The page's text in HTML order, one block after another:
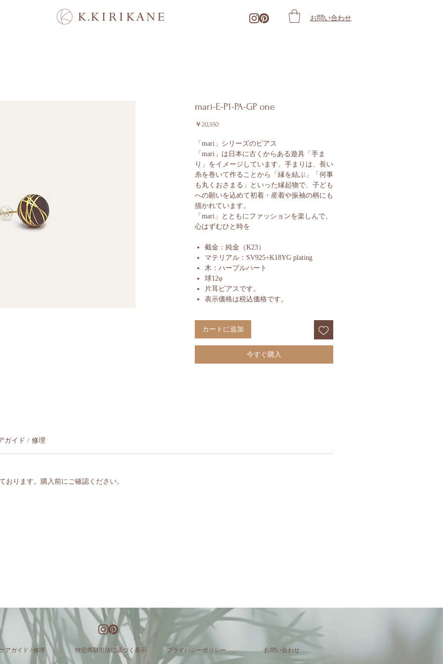
お問い合わせ
mari-E-P1-PA-GP one
￥20,350価
「mari」シリーズのピアス
「mari」は日本に古くからある遊具「手ま
り」をイメージしています。手まりは、長い
糸を巻いて作ることから「縁を結ぶ」「何事
も丸くおさまる」といった縁起物で、子ども
への願いを込めて初着・産着や振袖の柄にも
描かれています。
「mari」とともにファッションを楽しんで、
心はずむひと時を
截金：純金（K23）
マテリアル：SV925+K18YG plating
木：ハープルハート
球12φ
片耳ピアスです。
表示価格は税込価格です。
カートに追加
今すぐ購入
ガイド / 修理
おります。購入前にご確認ください。
アガイド / 修理 特定商取引法に基づく表示 ​プライバシーポリシー お問い合わせ